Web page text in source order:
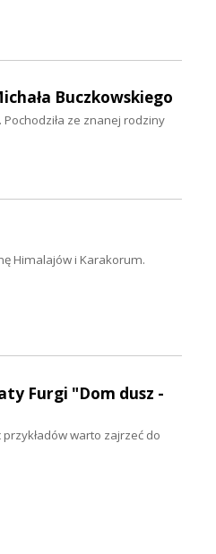
Buczkowskiego
ze znanej rodziny
Himalajów i Karakorum.
Furgi "Dom dusz -
warto zajrzeć do